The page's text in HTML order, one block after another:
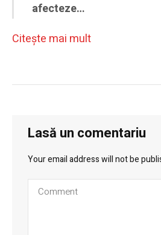
afecteze…
Citeşte mai mult
Lasă un comentariu
Your email address will not be